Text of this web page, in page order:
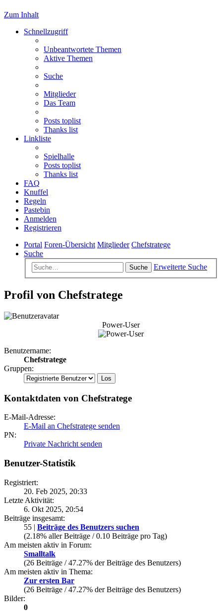
Zum Inhalt
Schnellzugriff
Unbeantwortete Themen
Aktive Themen
Suche
Mitglieder
Das Team
Posts toplist
Thanks list
Linkliste
Spielhalle
Posts toplist
Thanks list
FAQ
Knuffel
Regeln
Pastebin
Anmelden
Registrieren
Portal Foren-Übersicht Mitglieder Chefstratege
Suche
Suche Erweiterte Suche
Profil von Chefstratege
Power-User
Benutzername:
Chefstratege
Gruppen:
Kontaktdaten von Chefstratege
E-Mail-Adresse:
E-Mail an Chefstratege senden
PN:
Private Nachricht senden
Benutzer-Statistik
Registriert:
20. Feb 2025, 20:33
Letzte Aktivität:
6. Okt 2025, 20:54
Beiträge insgesamt:
55 | Beiträge des Benutzers suchen
(2.18% aller Beiträge / 0.10 Beiträge pro Tag)
Am meisten aktiv in Forum:
Smalltalk
(26 Beiträge / 47.27% der Beiträge des Benutzers)
Am meisten aktiv in Thema:
Zur ersten Bar
(26 Beiträge / 47.27% der Beiträge des Benutzers)
Bilder:
0